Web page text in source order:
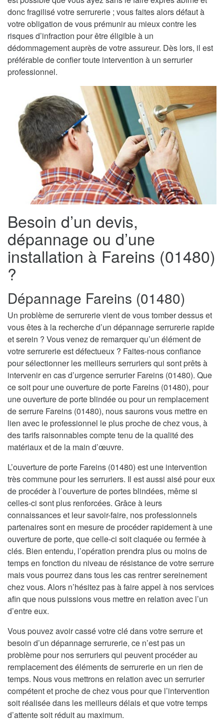
donc fragilisé votre serrurerie ; vous faites alors défaut à
votre obligation de vous prémunir au mieux contre les
risques d’infraction pour être éligible à un
dédommagement auprès de votre assureur. Dès lors, il est
préférable de confier toute intervention à un serrurier
professionnel.
Besoin d’un devis,
dépannage ou d’une
installation à Fareins (01480)
?
Dépannage Fareins (01480)
Un problème de serrurerie vient de vous tomber dessus et
vous êtes à la recherche d’un dépannage serrurerie rapide
et serein ? Vous venez de remarquer qu’un élément de
votre serrurerie est défectueux ? Faites-nous confiance
pour sélectionner les meilleurs serruriers qui sont prêts à
intervenir en cas d’urgence serrurier Fareins (01480). Que
ce soit pour une ouverture de porte Fareins (01480), pour
une ouverture de porte blindée ou pour un remplacement
de serrure Fareins (01480), nous saurons vous mettre en
lien avec le professionnel le plus proche de chez vous, à
des tarifs raisonnables compte tenu de la qualité des
matériaux et de la main d’œuvre.
L’ouverture de porte Fareins (01480) est une intervention
très commune pour les serruriers. Il est aussi aisé pour eux
de procéder à l’ouverture de portes blindées, même si
celles-ci sont plus renforcées. Grâce à leurs
connaissances et leur savoir-faire, nos professionnels
partenaires sont en mesure de procéder rapidement à une
ouverture de porte, que celle-ci soit claquée ou fermée à
clés. Bien entendu, l’opération prendra plus ou moins de
temps en fonction du niveau de résistance de votre serrure
mais vous pourrez dans tous les cas rentrer sereinement
chez vous. Alors n’hésitez pas à faire appel à nos services
afin que nous puissions vous mettre en relation avec l’un
d’entre eux.
Vous pouvez avoir cassé votre clé dans votre serrure et
besoin d’un dépannage serrurerie, ce n’est pas un
problème pour nos serruriers qui peuvent procéder au
remplacement des éléments de serrurerie en un rien de
temps. Nous vous mettrons en relation avec un serrurier
compétent et proche de chez vous pour que l’intervention
soit réalisée dans les meilleurs délais et que votre temps
d’attente soit réduit au maximum.